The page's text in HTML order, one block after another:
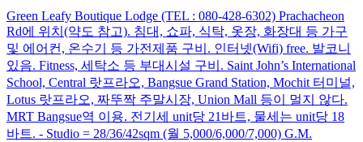
Green Leafy Boutique Lodge (TEL : 080-428-6302) Prachacheon
Rd에 위치(약도 참고). 침대, 쇼파, 식탁, 옷장, 화장대 등 가구
및 에어컨, 온수기 등 가전제품 구비. 인터넷(Wifi) free. 발코니
있음. Fitness, 세탁소 등 부대시설 구비. Saint John’s International
School, Central 랏프라오, Bangsue Grand Station, Mochit 터미널,
Lotus 랏프라오, 짜뚜짝 주말시장, Union Mall 등이 멀지 않다.
MRT Bangsue역 이용. 전기세 unit당 21바트, 물세는 unit당 18
바트. - Studio = 28/36/42sqm (월 5,000/6,000/7,000) G.M.